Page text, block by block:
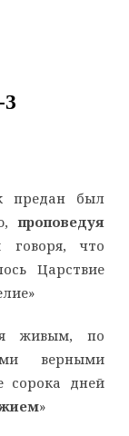
предан был
проповедуя
говоря, что
Царствие
живым, по
верными
сорока дней
»